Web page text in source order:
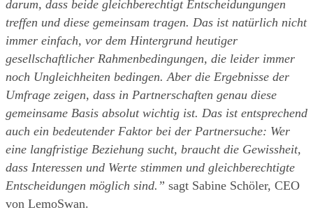
darum, dass beide gleichberechtigt Entscheidungungen
treffen und diese gemeinsam tragen. Das ist natürlich nicht
immer einfach, vor dem Hintergrund heutiger
gesellschaftlicher Rahmenbedingungen, die leider immer
noch Ungleichheiten bedingen. Aber die Ergebnisse der
Umfrage zeigen, dass in Partnerschaften genau diese
gemeinsame Basis absolut wichtig ist. Das ist entsprechend
auch ein bedeutender Faktor bei der Partnersuche: Wer
eine langfristige Beziehung sucht, braucht die Gewissheit,
dass Interessen und Werte stimmen und gleichberechtigte
Entscheidungen möglich sind.” sagt Sabine Schöler, CEO
von LemoSwan.